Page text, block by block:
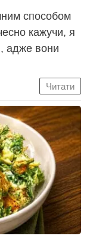
способом
кажучи, я
адже вони
Читати